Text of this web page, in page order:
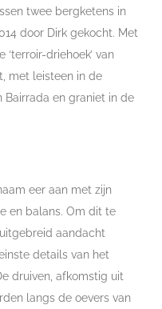
twee bergketens in
door Dirk gekocht. Met
‘terroir-driehoek’ van
met leisteen in de
Bairrada en graniet in de
eer aan met zijn
en balans. Om dit te
aandacht
details van het
druiven, afkomstig uit
langs de oevers van